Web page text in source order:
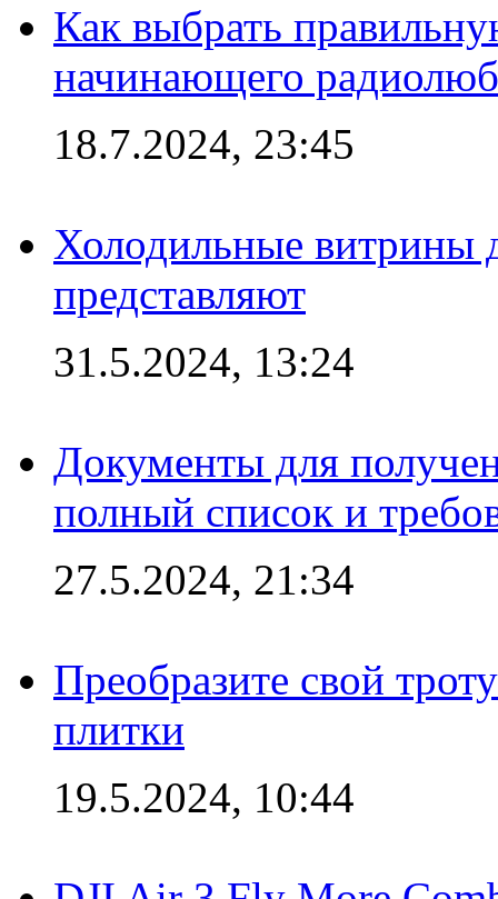
Как выбрать
начинающего
18.7.2024, 23:45
Холодильные витрины
представляют
31.5.2024, 13:24
Документы для
полный список и
27.5.2024, 21:34
Преобразите свой
плитки
19.5.2024, 10:44